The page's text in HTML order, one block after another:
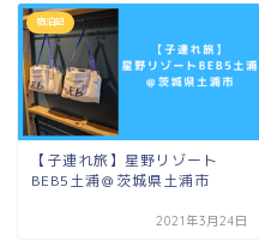
宿泊記
【子連れ旅】星野リゾート
BEB5土浦＠茨城県土浦市
2021年3月24日